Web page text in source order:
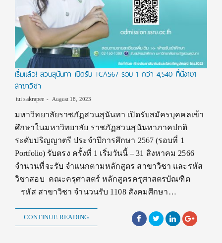
เริ่มแล้ว! สวนสุนันทา เปิดรับ TCAS67 รอบ 1 กว่า 4,540 ที่นั่ง101
สาขาวิชา
tui sakrapee August 18, 2023
มหาวิทยาลัยราชภัฏสวนสุนันทา เปิดรับสมัครบุคคลเข้า
ศึกษาในมหาวิทยาลัย ราชภัฏสวนสุนันทาภาคปกติ
ระดับปริญญาตรี ประจำปีการศึกษา 2567 (รอบที่ 1
Portfolio) รับตรง ครั้งที่ 1 เริ่มวันนี้ – 31 สิงหาคม 2566
จำนวนที่จะรับ จำแนกตามหลักสูตร สาขาวิชา และรหัส
วิชาสอบ คณะครุศาสตร์ หลักสูตรครุศาสตรบัณฑิต
รหัส สาขาวิชา จำนวนรับ 1108 สังคมศึกษา…
CONTINUE READING